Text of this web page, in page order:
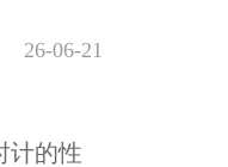
26-06-21
计的性